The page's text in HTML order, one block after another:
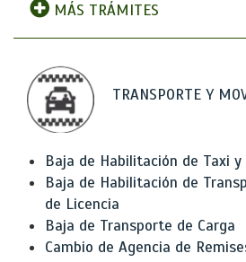
MÁS TRÁMITES
TRANSPORTE Y
Baja de Habilitación de Taxi y
Baja de Habilitación de
de Licencia
Baja de Transporte de Carga
Cambio de Agencia de